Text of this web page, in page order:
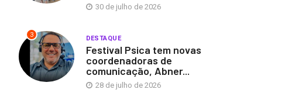
30 de julho de 2026
3 DESTAQUE
Festival Psica tem novas
coordenadoras de
comunicação, Abner...
28 de julho de 2026